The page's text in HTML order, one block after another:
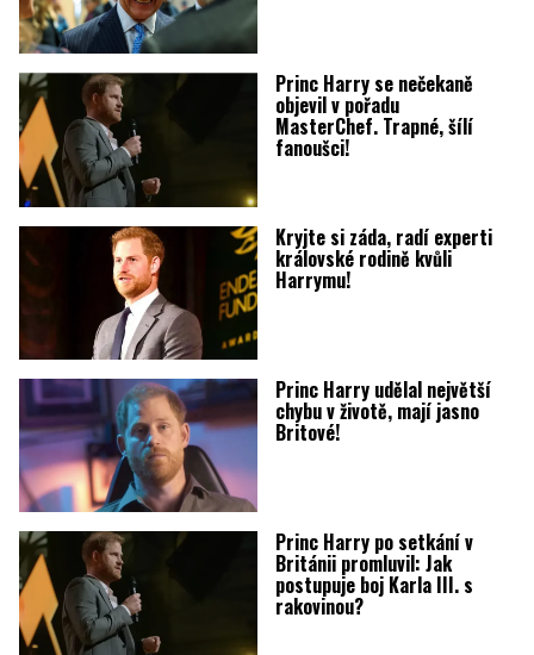
Princ Harry se nečekaně
objevil v pořadu
MasterChef. Trapné, šílí
fanoušci!
Kryjte si záda, radí experti
královské rodině kvůli
Harrymu!
Princ Harry udělal největší
chybu v životě, mají jasno
Britové!
Princ Harry po setkání v
Británii promluvil: Jak
postupuje boj Karla III. s
rakovinou?